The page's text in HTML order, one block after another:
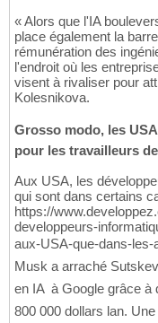
« Alors que l'IA
place également la
rémunération des
l'endroit où les
visent à rivaliser pour
Kolesnikova.
Grosso modo, les
pour les travailleurs
Aux USA, les
qui sont dans certains
https://
developpeurs-
aux-USA-que-dans-les-
Musk a arraché
en IA  à Google grâce
800 000 dollars lan.